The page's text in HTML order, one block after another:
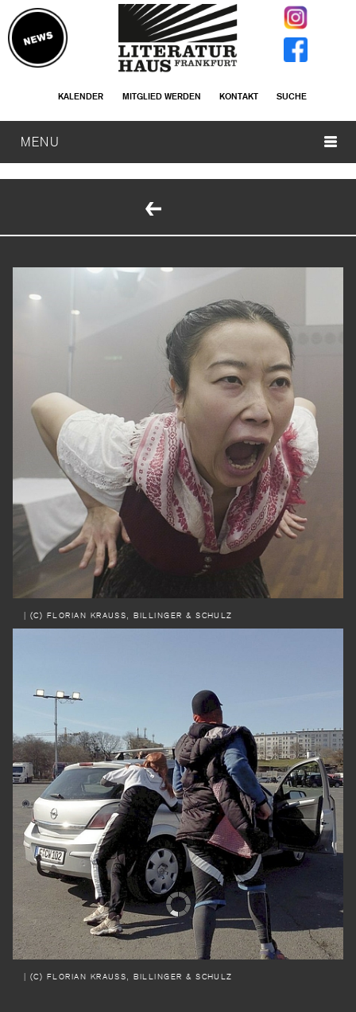
KALENDER MITGLIED WERDEN KONTAKT SUCHE
MENU
| (C) FLORIAN KRAUSS, BILLINGER & SCHULZ
| (C) FLORIAN KRAUSS, BILLINGER & SCHULZ